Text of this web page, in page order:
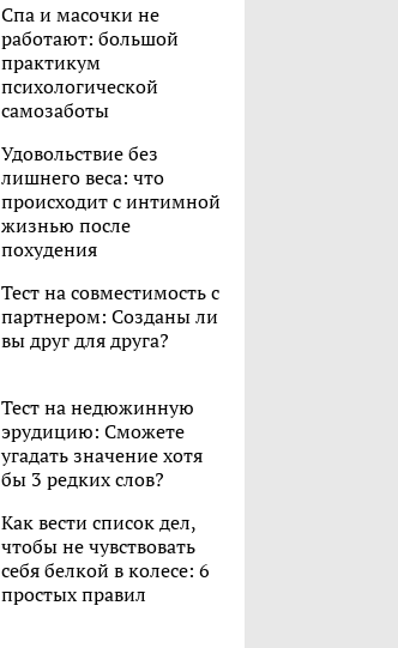
Спа и масочки не
работают: большой
практикум
психологической
самозаботы
Удовольствие без
лишнего веса: что
происходит с интимной
жизнью после
похудения
Тест на совместимость с
партнером: Созданы ли
вы друг для друга?
Тест на недюжинную
эрудицию: Сможете
угадать значение хотя
бы 3 редких слов?
Как вести список дел,
чтобы не чувствовать
себя белкой в колесе: 6
простых правил